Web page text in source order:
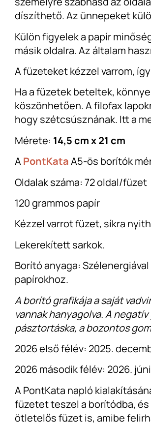
díszíthető. Az ünnepeket
Külön figyelek a papír
másik oldalra. Az általam
A füzeteket kézzel varrom,
Ha a füzetek beteltek,
köszönhetően. A filofax
hogy szétcsúsznának. Itt a
Mérete: 14,5 cm x 21 cm
APontKataA5-ös borítók
Oldalak száma: 72 oldal/füzet
120 grammos papír
Kézzel varrot füzet, síkra
Lekerekített sarkok.
Borító anyaga:
papírokhoz.
A borító grafikája a saját
vannak hanyagolva. A
pásztortáska, a bozontos
2026 első félév: 2025.
2026 második félév: 2026.
A PontKata napló
füzetet teszel a borítódba,
ötletelős füzet is, amibe